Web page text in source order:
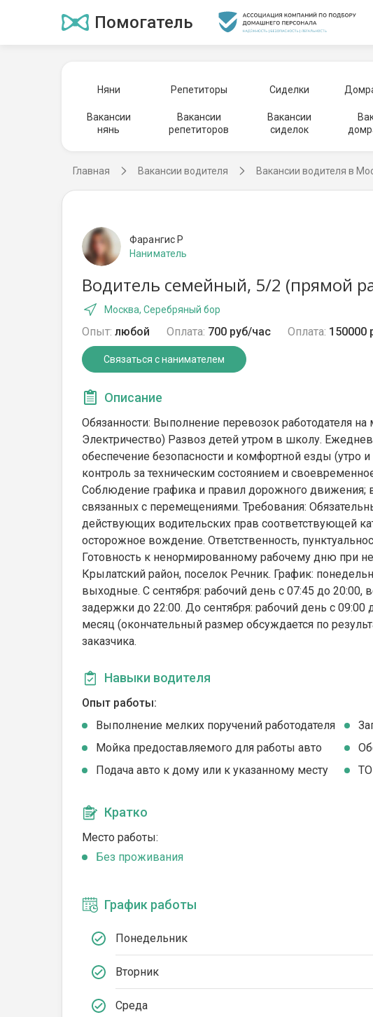
Помогатель
Няни Репетиторы Сиделки
Вакансии
нянь
Вакансии
репетиторов
Вакансии
сиделок
Главная Вакансии водителя Вакансии водителя в
Фарангис Р
Наниматель
Водитель семейный, 5/2 (прямой
Москва, Серебряный бор
Опыт: любой Оплата: 700 руб/час Оплата: 150000
Связаться с нанимателем
Описание
Обязанности: Выполнение перевозок работодателя
Электричество) Развоз детей утром в школу.
обеспечение безопасности и комфортной езды (утро
контроль за техническим состоянием и
Соблюдение графика и правил дорожного движения;
связанных с перемещениями. Требования:
действующих водительских прав соответствующей
осторожное вождение. Ответственность,
Готовность к ненормированному рабочему дню при
Крылатский район, поселок Речник. График:
выходные. С сентября: рабочий день с 07:45 до
задержки до 22:00. До сентября: рабочий день с 09:00
месяц (окончательный размер обсуждается по
заказчика.
Навыки водителя
Опыт работы:
Выполнение мелких поручений работодателя
Мойка предоставляемого для работы авто
Подача авто к дому или к указанному месту
Кратко
Место работы:
Без проживания
График работы
Понедельник
Вторник
Среда